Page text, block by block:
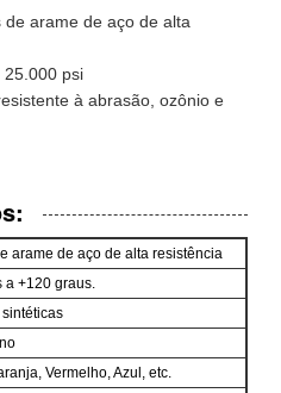
arame de aço de alta
25.000 psi
à abrasão, ozônio e
arame de aço de alta resistência
a +120 graus.
sintéticas
Vermelho, Azul, etc.